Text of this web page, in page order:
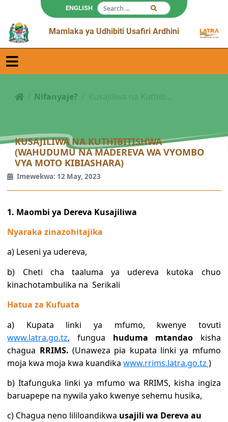
ENGLISH
Mamlaka ya Udhibiti Usafiri Ardhini
Nifanyaje?
KUSAJILIWA NA KUTHIBITISHWA
(WAHUDUMU NA MADEREVA WA VYOMBO
VYA MOTO KIBIASHARA)
Imewekwa: 12 May, 2023
1. Maombi ya Dereva Kusajiliwa
Nyaraka zinazohitajika
a) Leseni ya udereva,
b) Cheti cha taaluma ya udereva kutoka chuo
kinachotambulika na Serikali
Hatua za Kufuata
a) Kupata linki ya mfumo, kwenye tovuti
www.latra.go.tz, fungua huduma mtandao kisha
chagua RRIMS. (Unaweza pia kupata linki ya mfumo
moja kwa moja kwa kuandikawww.rrims.latra.go.tz )
b) Itafunguka linki ya mfumo wa RRIMS, kisha ingiza
baruapepe na nywila yako kwenye sehemu husika,
c) Chagua neno lililoandikwa usajili wa Dereva au